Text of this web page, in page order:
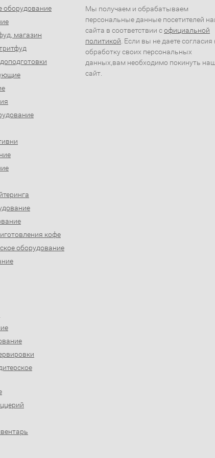
оборудование
магазин
кофе
оборудование
Мы получаем и обрабатываем
персональные данные посетителей
сайта в соответствии софициальной
политикой . Если вы не даете согласия
обработку своих персональных
данных,вам необходимо покинуть наш
сайт.